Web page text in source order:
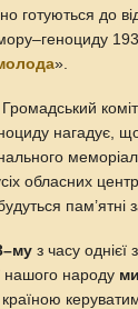
готуються до
».
нагадує,
обласних
пам’ятні
з часу
нашого народу